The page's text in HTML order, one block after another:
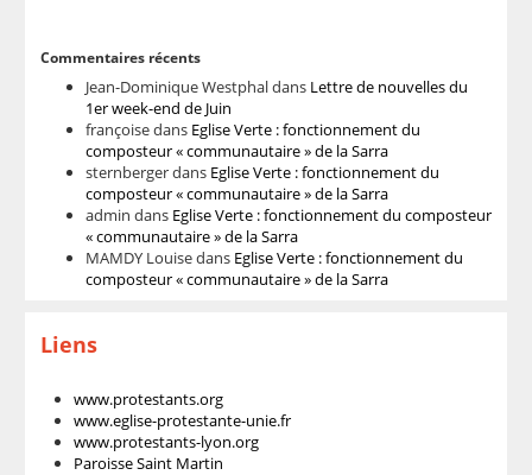
Commentaires récents
Jean-Dominique Westphaldans Lettre de nouvelles du
1er week-end de Juin
françoisedans Eglise Verte : fonctionnement du
composteur « communautaire » de la Sarra
sternbergerdans Eglise Verte : fonctionnement du
composteur « communautaire » de la Sarra
admin dans Eglise Verte : fonctionnement du composteur
« communautaire » de la Sarra
MAMDY Louisedans Eglise Verte : fonctionnement du
composteur « communautaire » de la Sarra
Liens
www.protestants.org
www.eglise-protestante-unie.fr
www.protestants-lyon.org
Paroisse Saint Martin